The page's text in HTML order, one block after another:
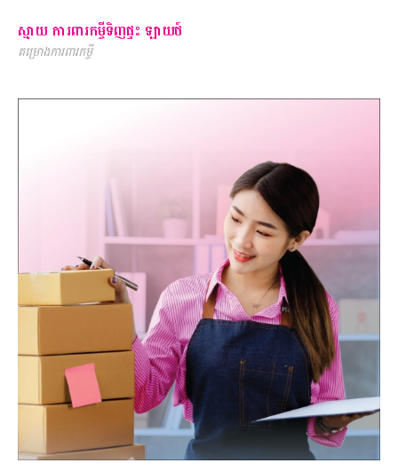
ស្មាយ ការពារកម្ចីទិញផ្ទះ ឡាយថ៍
គម្រោងការពារកម្ចី